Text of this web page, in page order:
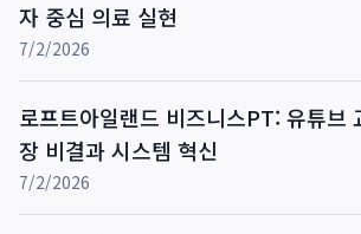
자 중심 의료 실현
7/2/2026
로프트아일랜드 비즈니스PT: 유튜브
장 비결과 시스템 혁신
7/2/2026